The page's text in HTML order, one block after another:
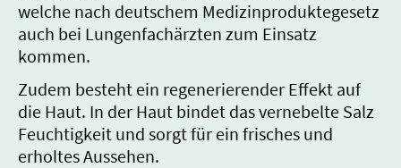
welche nach deutschem Medizinproduktegesetz
auch bei Lungenfachärzten zum Einsatz
kommen.
Zudem besteht ein regenerierender Effekt auf
die Haut. In der Haut bindet das vernebelte Salz
Feuchtigkeit und sorgt für ein frisches und
erholtes Aussehen.